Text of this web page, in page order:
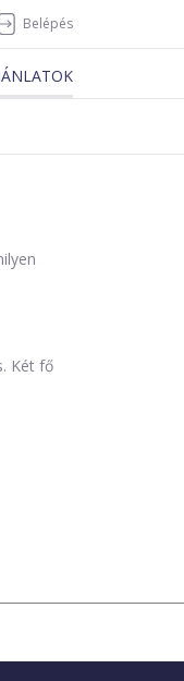
Belépés
Két fő